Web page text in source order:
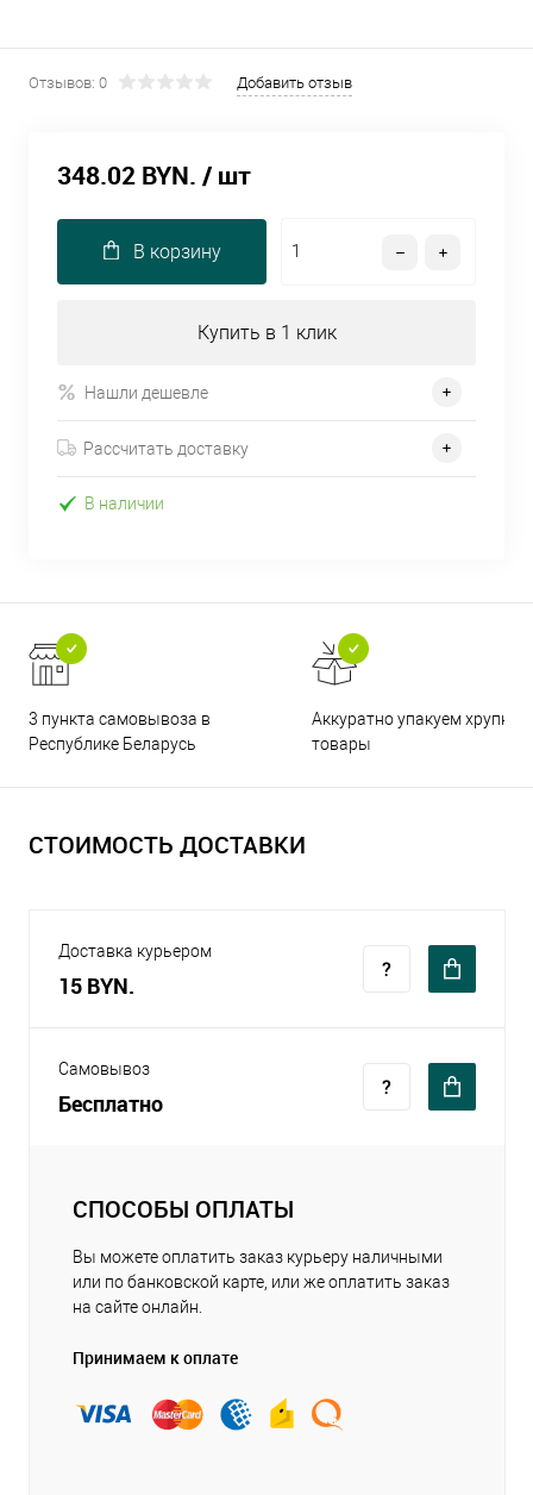
Отзывов: 0 Добавить отзыв
348.02 BYN. / шт
В корзину
Купить в 1 клик
Нашли дешевле
Рассчитать доставку
В наличии
3 пункта самовывоза в
Республике Беларусь
Аккуратно упакуем хрупкие
товары
СТОИМОСТЬ ДОСТАВКИ
Доставка курьером
15 BYN.
Самовывоз
Бесплатно
СПОСОБЫ ОПЛАТЫ
Вы можете оплатить заказ курьеру наличными
или по банковской карте, или же оплатить заказ
на сайте онлайн.
Принимаем к оплате